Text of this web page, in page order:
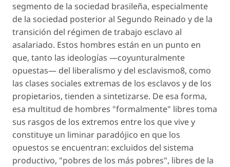
segmento de la sociedad brasileña, especialmente
de la sociedad posterior al Segundo Reinado y de la
transición del régimen de trabajo esclavo al
asalariado. Estos hombres están en un punto en
que, tanto las ideologías —coyunturalmente
opuestas— del liberalismo y del esclavismo8, como
las clases sociales extremas de los esclavos y de los
propietarios, tienden a sintetizarse. De esa forma,
esa multitud de hombres "formalmente" libres toma
sus rasgos de los extremos entre los que vive y
constituye un liminar paradójico en que los
opuestos se encuentran: excluidos del sistema
productivo, "pobres de los más pobres", libres de la